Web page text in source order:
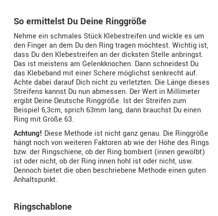
So ermittelst Du Deine Ringgröße
Nehme ein schmales Stück Klebestreifen und wickle es um
den Finger an dem Du den Ring tragen möchtest. Wichtig ist,
dass Du den Klebestreifen an der dicksten Stelle anbringst.
Das ist meistens am Gelenkknochen. Dann schneidest Du
das Klebeband mit einer Schere möglichst senkrecht auf.
Achte dabei darauf Dich nicht zu verletzten. Die Länge dieses
Streifens kannst Du nun abmessen. Der Wert in Millimeter
ergibt Deine Deutsche Ringgröße. Ist der Streifen zum
Beispiel 6,3cm, sprich 63mm lang, dann brauchst Du einen
Ring mit Größe 63.
Achtung! Diese Methode ist nicht ganz genau. Die Ringgröße
hängt noch von weiteren Faktoren ab wie der Höhe des Rings
bzw. der Ringschiene, ob der Ring bombiert (innen gewölbt)
ist oder nicht, ob der Ring innen hohl ist oder nicht, usw.
Dennoch bietet die oben beschriebene Methode einen guten
Anhaltspunkt.
Ringschablone